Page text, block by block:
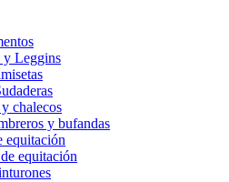
y Leggins
chalecos
y bufandas
equitación
equitación